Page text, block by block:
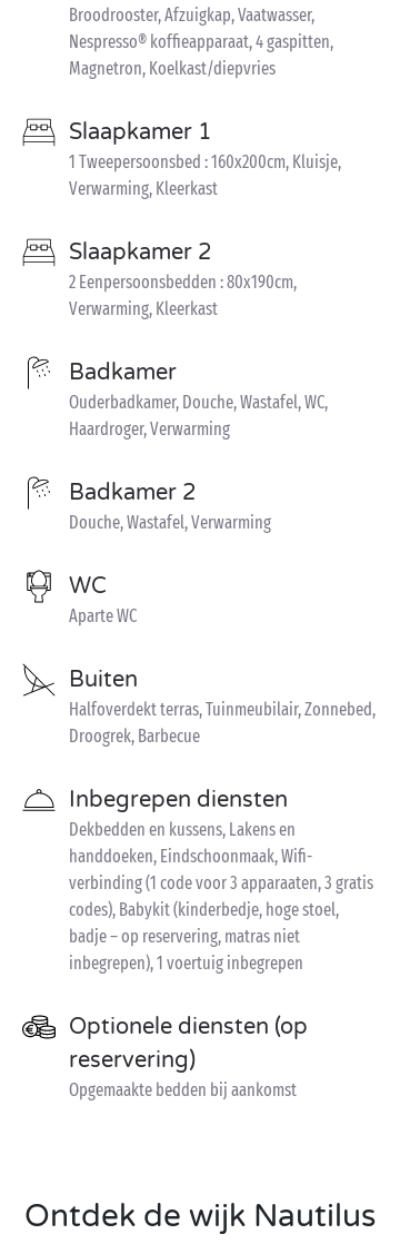
Broodrooster, Afzuigkap, Vaatwasser,
Nespresso® koffieapparaat, 4 gaspitten,
Magnetron, Koelkast/diepvries
Slaapkamer 1
1 Tweepersoonsbed : 160x200cm, Kluisje,
Verwarming, Kleerkast
Slaapkamer 2
2 Eenpersoonsbedden : 80x190cm,
Verwarming, Kleerkast
Badkamer
Ouderbadkamer, Douche, Wastafel, WC,
Haardroger, Verwarming
Badkamer 2
Douche, Wastafel, Verwarming
WC
Aparte WC
Buiten
Halfoverdekt terras, Tuinmeubilair, Zonnebed,
Droogrek, Barbecue
Inbegrepen diensten
Dekbedden en kussens, Lakens en
handdoeken, Eindschoonmaak, Wifi-
verbinding (1 code voor 3 apparaaten, 3 gratis
codes), Babykit (kinderbedje, hoge stoel,
badje – op reservering, matras niet
inbegrepen), 1 voertuig inbegrepen
Optionele diensten (op
reservering)
Opgemaakte bedden bij aankomst
Ontdek de wijk Nautilus